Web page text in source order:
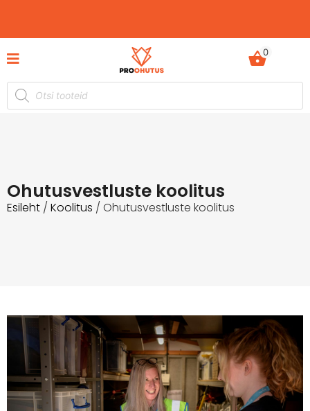
Ohutusjuhendid hetkel -50% soodustusega!
0
Ohutusvestluste koolitus
Esileht / Koolitus / Ohutusvestluste koolitus